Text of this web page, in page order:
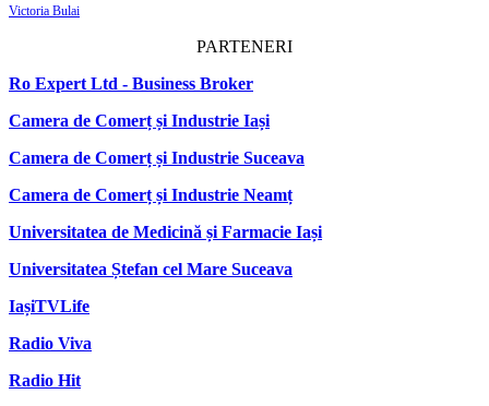
Victoria Bulai
PARTENERI
Ro Expert Ltd - Business Broker
Camera de Comerț și Industrie Iași
Camera de Comerț și Industrie Suceava
Camera de Comerț și Industrie Neamț
Universitatea de Medicină și Farmacie Iași
Universitatea Ștefan cel Mare Suceava
IașiTVLife
Radio Viva
Radio Hit